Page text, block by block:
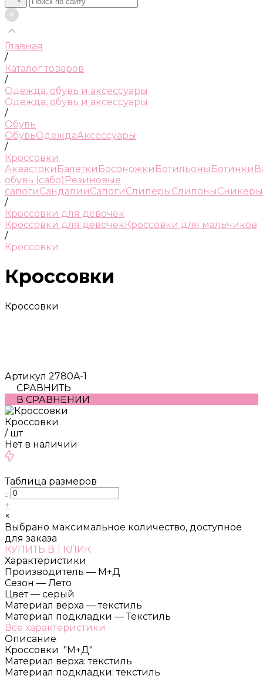
Главная
/
Каталог товаров
/
Одежда, обувь и аксессуары
Одежда, обувь и аксессуары
/
Обувь
ОбувьОдеждаАксессуары
/
Кроссовки
Аквастоки Балетки Босоножки Ботильоны Ботинки
обувь (сабо) Резиновые
сапогиСандалииСапогиСлиперыСлипоныСникеры
/
Кроссовки для девочек
Кроссовки для девочекКроссовки для мальчиков
/
Кроссовки
Кроссовки
Кроссовки
Артикул 2780A-1
СРАВНИТЬ
В СРАВНЕНИИ
Кроссовки
/ шт
Нет в наличии
Таблица размеров
-
+
×
Выбрано максимальное количество, доступное
для заказа
КУПИТЬ В 1 КЛИК
Характеристики
Производитель — М+Д
Сезон — Лето
Цвет — серый
Материал верха — текстиль
Материал подкладки — Текстиль
Все характеристики
Описание
Кроссовки "М+Д"
Материал верха: текстиль
Материал подкладки: текстиль